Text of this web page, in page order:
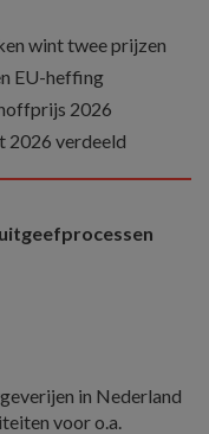
wint twee prijzen
EU-heffing
2026
2026 verdeeld
in Nederland
voor o.a.